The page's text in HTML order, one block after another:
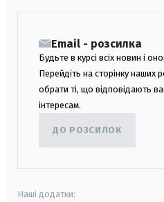
Email - розсилка
Будьте в курсі всіх новин і
Перейдіть на сторінку наших
обрати ті, що відповідають
інтересам.
ДО РОЗСИЛОК
Наші додатки: